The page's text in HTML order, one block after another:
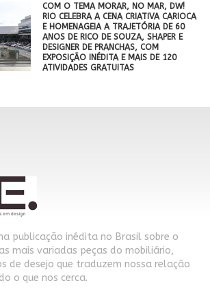
COM O TEMA MORAR, NO MAR, DW!
RIO CELEBRA A CENA CRIATIVA CARIOCA
E HOMENAGEIA A TRAJETÓRIA DE 60
ANOS DE RICO DE SOUZA, SHAPER E
DESIGNER DE PRANCHAS, COM
EXPOSIÇÃO INÉDITA E MAIS DE 120
ATIVIDADES GRATUITAS
publicação inédita no Brasil sobre o
mais variadas peças do mobiliário,
de desejo que traduzem nossa relação
o que nos cerca.